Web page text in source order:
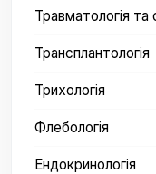
Травматологія та
Трансплантологія
Трихологія
Флебологія
Ендокринологія